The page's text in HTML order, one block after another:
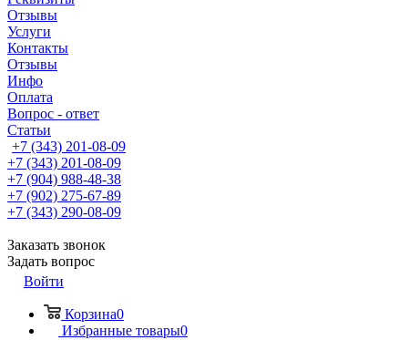
Отзывы
Услуги
Контакты
Отзывы
Инфо
Оплата
Вопрос - ответ
Статьи
+7 (343) 201-08-09
+7 (343) 201-08-09
+7 (904) 988-48-38
+7 (902) 275-67-89
+7 (343) 290-08-09
Заказать звонок
Задать вопрос
Войти
Корзина0
Избранные товары0